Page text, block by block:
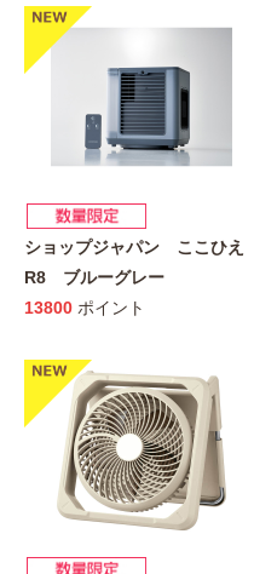
ショップジャパン ここひえ
R8 ブルーグレー
13800 ポイント